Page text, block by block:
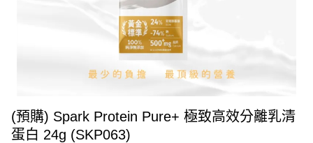
(預購) Spark Protein Pure+ 極致高效分離乳清
蛋白 24g (SKP063)